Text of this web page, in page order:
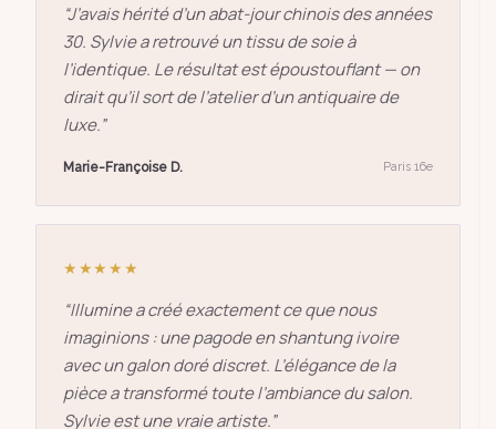
“J’avais hérité d’un abat-jour chinois des années
30. Sylvie a retrouvé un tissu de soie à
l’identique. Le résultat est époustouflant — on
dirait qu’il sort de l’atelier d’un antiquaire de
luxe.”
Marie-Françoise D. Paris 16e
★★★★★
“Illumine a créé exactement ce que nous
imaginions : une pagode en shantung ivoire
avec un galon doré discret. L’élégance de la
pièce a transformé toute l’ambiance du salon.
Sylvie est une vraie artiste.”